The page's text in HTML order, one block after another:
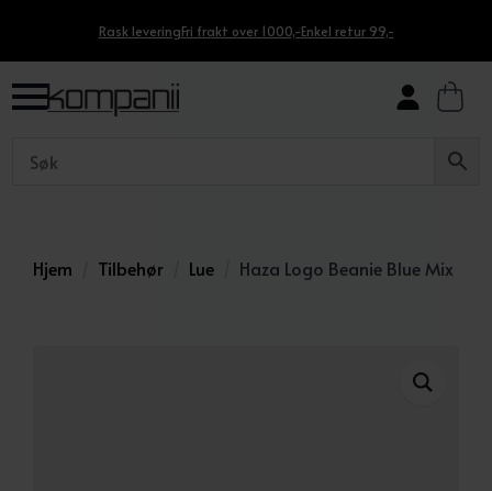
Rask leveringFri frakt over 1000,-Enkel retur 99,-
Hjem Tilbehør Lue Haza Logo Beanie Blue Mix